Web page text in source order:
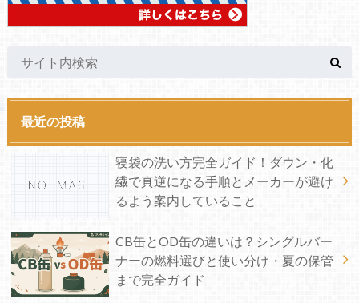
最近の投稿
寝袋の洗い方完全ガイド！ダウン・化
繊で真逆になる手順とメーカーが避け
るよう案内していること
CB缶とOD缶の違いは？シングルバー
ナーの燃料選びと使い分け・夏の保管
まで完全ガイド